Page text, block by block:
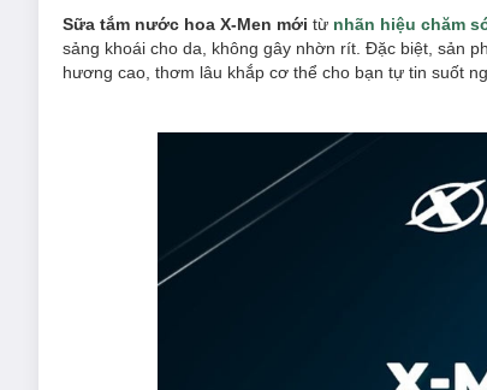
Sữa tắm nước hoa X-Men mới từ nhãn hiệu chăm
sảng khoái cho da, không gây nhờn rít. Đặc biệt, sản
hương cao, thơm lâu khắp cơ thể cho bạn tự tin suốt